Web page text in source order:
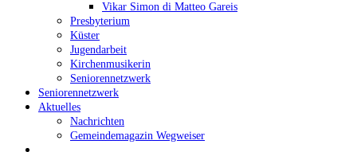
Vikar Simon di Matteo Gareis
Presbyterium
Küster
Jugendarbeit
Kirchenmusikerin
Seniorennetzwerk
Seniorennetzwerk
Aktuelles
Nachrichten
Gemeindemagazin Wegweiser